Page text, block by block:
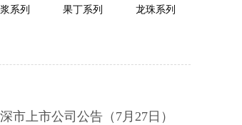
系列 果丁系列 龙珠系列
深市上市公司公告（7月27日）